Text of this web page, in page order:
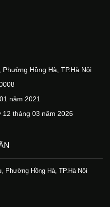
Hồng Hà, TP.Hà Nội
năm 2021
tháng 03 năm 2026
Phường Hồng Hà, TP.Hà Nội